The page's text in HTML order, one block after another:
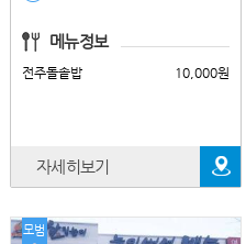
메뉴정보
전주돌솥밥 10,000원
자세히보기
모범